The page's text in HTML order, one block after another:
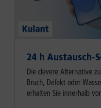
24 h Austausch-
Die clevere Alternative
Bruch, Defekt oder
erhalten Sie innerhalb